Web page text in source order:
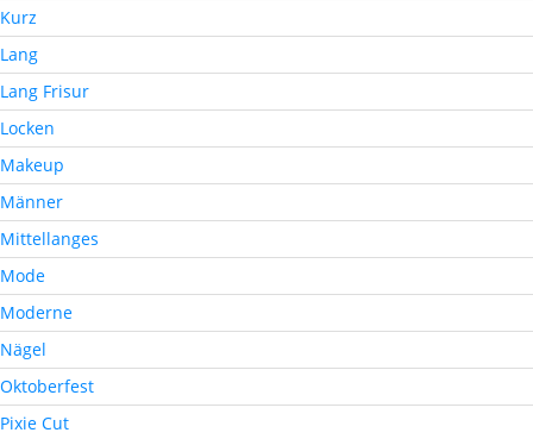
Kurz
Lang
Lang Frisur
Locken
Makeup
Männer
Mittellanges
Mode
Moderne
Nägel
Oktoberfest
Pixie Cut